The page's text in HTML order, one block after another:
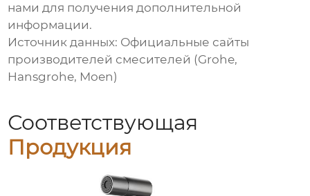
нами для получения дополнительной
информации.
Источник данных: Официальные сайты
производителей смесителей (Grohe,
Hansgrohe, Moen)
Соответствующая
Продукция